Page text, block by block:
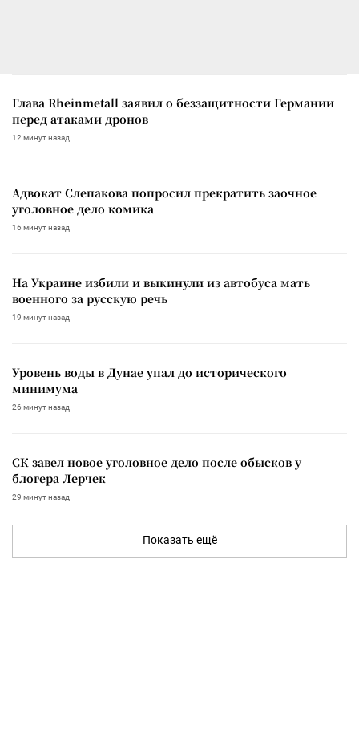
Глава Rheinmetall заявил о беззащитности Германии
перед атаками дронов
12 минут назад
Адвокат Слепакова попросил прекратить заочное
уголовное дело комика
16 минут назад
На Украине избили и выкинули из автобуса мать
военного за русскую речь
19 минут назад
Уровень воды в Дунае упал до исторического
минимума
26 минут назад
СК завел новое уголовное дело после обысков у
блогера Лерчек
29 минут назад
Показать ещё